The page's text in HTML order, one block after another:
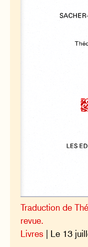
Traduction de
revue.
Livres | Le 13